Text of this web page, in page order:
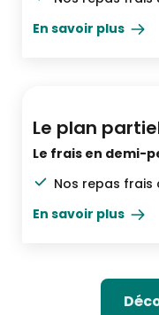
En savoir plus
Demi-pension
Le plan
Le frais en demi-
Nos repas frais
En savoir plus